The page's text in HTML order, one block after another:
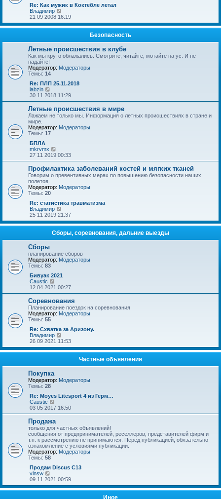
с
о
о
щ
ю
п
л
е
м
у
о
ю
Re: Как мужик в Коктебле летал
Владимир
е
р
е
к
п
с
е
д
н
е
у
с
о
н
и
21 09 2008 16:19
Безопасность
Летные происшествия в клубе
Как мы круто облажались. Смотрите, читайте, мотайте на ус. И не
падайте!
Модератор: Модераторы
Темы: 14
Re: ПЛП 25.11.2018
labzin
е
р
е
й
т
к
с
л
е
н
е
у
с
о
о
б
е
н
и
30 11 2018 11:29
Летные происшествия в мире
Лажаем не только мы. Информация о летных происшествиях в стране и
мире.
Модератор: Модераторы
Темы: 17
БПЛА
mkrvmx
е
р
е
й
т
и
к
о
с
л
е
д
н
с
о
б
щ
е
н
ю
27 11 2019 00:33
Профилактика заболеваний костей и мягких тканей
Говорим о превентивных мерах по повышению безопасности наших
полетов.
Модератор: Модераторы
Темы: 20
Re: статистика травматизма
Владимир
е
р
е
й
т
п
о
е
д
н
м
у
с
б
щ
е
н
25 11 2019 21:37
Сборы, соревнования, дальние выезды
Сборы
планирование сборов
Модератор: Модераторы
Темы: 83
Бивуак 2021
Caustic
е
р
е
й
т
и
п
о
с
л
е
у
о
б
щ
н
и
ю
12 04 2021 00:27
Соревнования
Планирование поездок на соревнования
Модератор: Модераторы
Темы: 55
Re: Схватка за Аризону.
Владимир
е
р
е
п
с
л
е
д
м
у
с
о
о
е
н
и
ю
26 09 2021 11:53
Частные объявления
Покупка
Модератор: Модераторы
Темы: 28
Re: Moyes Litesport 4 из Герм…
Caustic
е
р
е
й
т
и
к
п
о
л
д
н
е
03 05 2017 16:50
Продажа
только для частных объявлений!
сообщения от предпринимателей, реселлеров, представителей фирм и
т.п. к рассмотрению не принимаются. Перед публикацией, обязательно
ознакомление с условиями публикации.
Модератор: Модераторы
Темы: 58
Продам Discus C13
vlnsw
е
р
е
09 11 2021 00:59
Иное